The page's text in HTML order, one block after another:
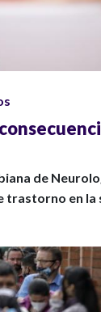
de
trastorno en la